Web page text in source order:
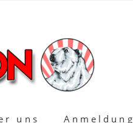
uns Anmeldung